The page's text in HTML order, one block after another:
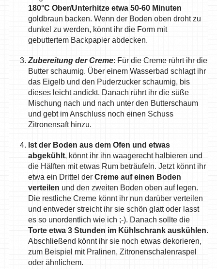
180°C Ober/Unterhitze etwa 50-60 Minuten
goldbraun backen. Wenn der Boden oben droht zu
dunkel zu werden, könnt ihr die Form mit
gebuttertem Backpapier abdecken.
Zubereitung der Creme: Für die Creme rührt ihr die
Butter schaumig. Über einem Wasserbad schlagt ihr
das Eigelb und den Puderzucker schaumig, bis
dieses leicht andickt. Danach rührt ihr die süße
Mischung nach und nach unter den Butterschaum
und gebt im Anschluss noch einen Schuss
Zitronensaft hinzu.
Ist der Boden aus dem Ofen und etwas
abgekühlt, könnt ihr ihn waagerecht halbieren und
die Hälften mit etwas Rum beträufeln. Jetzt könnt ihr
etwa ein Drittel der Creme auf einen Boden
verteilen und den zweiten Boden oben auf legen.
Die restliche Creme könnt ihr nun darüber verteilen
und entweder streicht ihr sie schön glatt oder lasst
es so unordentlich wie ich ;-). Danach sollte die
Torte etwa 3 Stunden im Kühlschrank auskühlen.
Abschließend könnt ihr sie noch etwas dekorieren,
zum Beispiel mit Pralinen, Zitronenschalenraspel
oder ähnlichem.